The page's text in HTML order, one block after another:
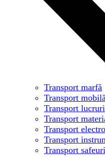
Transport marfă
Transport
Transport lucruri
Transport
Transport
Transport
Transport safeuri